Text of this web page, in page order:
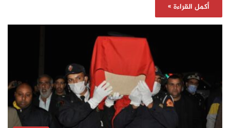
أكمل القراءة »